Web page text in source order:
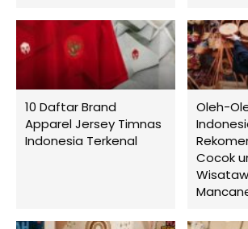
10 Daftar Brand
Apparel Jersey Timnas
Indonesia Terkenal
Oleh-
Cocok